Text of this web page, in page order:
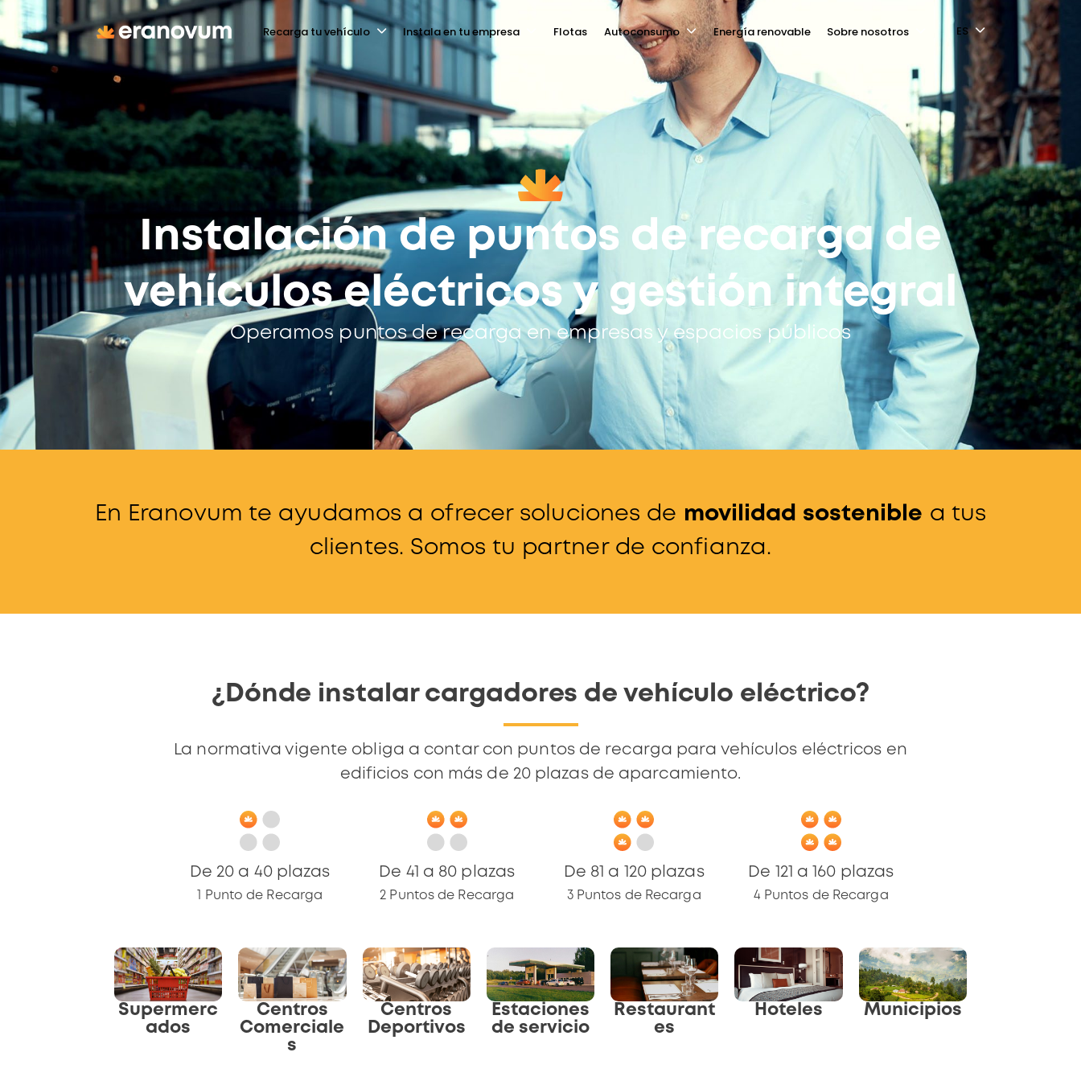
Recarga tu vehículo Instala en tu empresa Flotas Autoconsumo Energía renovable Sobre nosotros ES
Instalación de puntos de recarga de
vehículos eléctricos y gestión integral
Operamos puntos de recarga en empresas y espacios públicos
En Eranovum te ayudamos a ofrecer soluciones de movilidad sostenible a tus
clientes. Somos tu partner de confianza.
¿Dónde instalar cargadores de vehículo eléctrico?
La normativa vigente obliga a contar con puntos de recarga para vehículos eléctricos en
edificios con más de 20 plazas de aparcamiento.
De 20 a 40 plazas
1 Punto de Recarga
De 41 a 80 plazas
2 Puntos de Recarga
De 81 a 120 plazas
3 Puntos de Recarga
De 121 a 160 plazas
4 Puntos de Recarga
Supermerc
ados
Centros
Comerciale
s
Centros
Deportivos
Estaciones
de servicio
Restaurant
es
Hoteles Municipios